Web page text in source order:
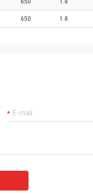
650 1.8
650 1.8